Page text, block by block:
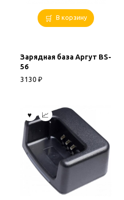
В корзину
Зарядная база Аргут BS-
56
3130 ₽